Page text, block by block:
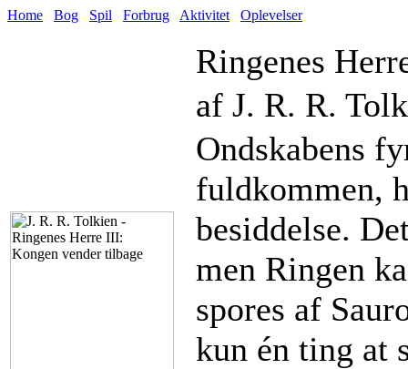
Home Bog Spil Forbrug Aktivitet Oplevelser
Ringenes
af J. R. R.
Ondskabens
fuldkommen,
besiddelse.
men Ringen
spores af
kun én ting at